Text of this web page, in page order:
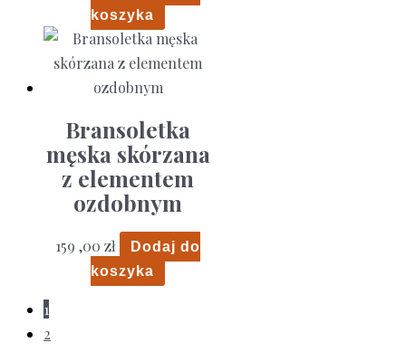
koszyka
Bransoletka
męska skórzana
z elementem
ozdobnym
159 ,00 zł
Dodaj do
koszyka
1
2